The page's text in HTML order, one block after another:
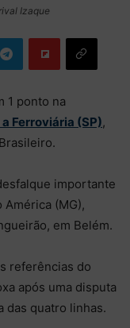
Izaque
1 ponto na
Ferroviária (SP),
importante
(MG),
em Belém.
referências do
após uma disputa
das quatro linhas.